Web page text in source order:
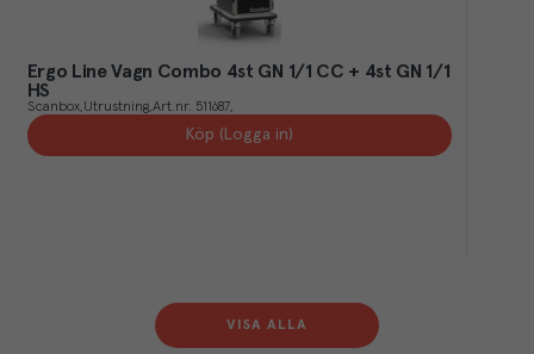
Ergo Line Vagn Combo 4st GN 1/1 CC + 4st GN 1/1
HS
Scanbox Utrustning Art.nr. 511687
Köp (Logga in)
VISA ALLA